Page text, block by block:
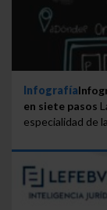
Infografía
en siete pasos
especialidad de